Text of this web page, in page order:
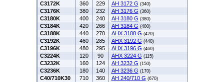
C3172K 360 229 AH 3172 G (340)
C3176K 380 232 AH 3176 G (360)
C3180K 400 240 AH 3180 G (380)
C3184K 420 266 AH 3184 G (400)
C3188K 440 270 AHX 3188 G (420)
C3192K 460 285 AHX 3192 G (440)
C3196K 480 295 AHX 3196 G (460)
C3224K 120 90 AHX 3224 G (115)
C3232K 160 124 AH 3232 G (150)
C3236K 180 140 AH 3236 G (170)
C40/710K30 710 360 AH 240/710 G (670)